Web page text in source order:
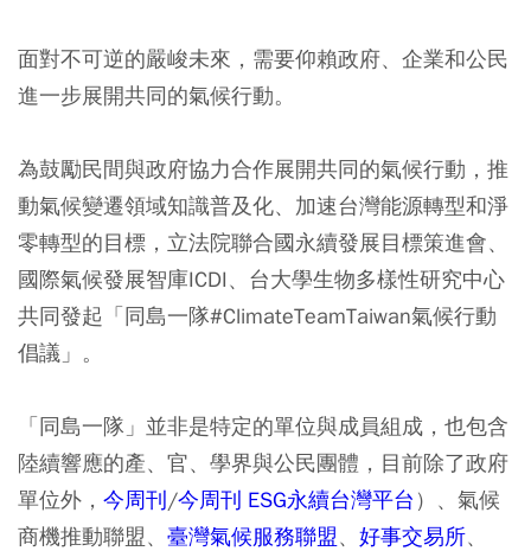
面對不可逆的嚴峻未來，需要仰賴政府、企業和公民
進一步展開共同的氣候行動。
為鼓勵民間與政府協力合作展開共同的氣候行動，推
動氣候變遷領域知識普及化、加速台灣能源轉型和淨
零轉型的目標，立法院聯合國永續發展目標策進會、
國際氣候發展智庫ICDI、台大學生物多樣性研究中心
共同發起「同島一隊#ClimateTeamTaiwan氣候行動
倡議」。
「同島一隊」並非是特定的單位與成員組成，也包含
陸續響應的產、官、學界與公民團體，目前除了政府
單位外， 今周刊/今周刊 ESG永續台灣平台 ）、氣候
商機推動聯盟、 臺灣氣候服務聯盟、 好事交易所、